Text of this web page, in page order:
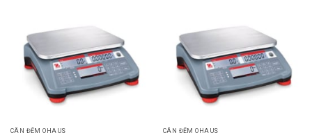
CÂN ĐẾM OHAUS CÂN ĐẾM OHAUS